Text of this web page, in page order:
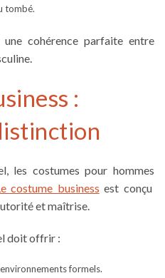
tombé.
cohérence parfaite entre
.
:
les costumes pour hommes
costume business est conçu
et maîtrise.
doit offrir :
formels.